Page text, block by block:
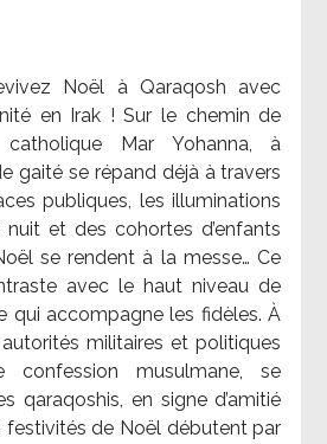
Noël à Qaraqosh avec
en Irak ! Sur le chemin de
catholique Mar Yohanna, à
gaité se répand déjà à travers
publiques, les illuminations
et des cohortes d’enfants
se rendent à la messe… Ce
avec le haut niveau de
qui accompagne les fidèles. À
autorités militaires et politiques
confession musulmane, se
qaraqoshis, en signe d’amitié
festivités de Noël débutent par